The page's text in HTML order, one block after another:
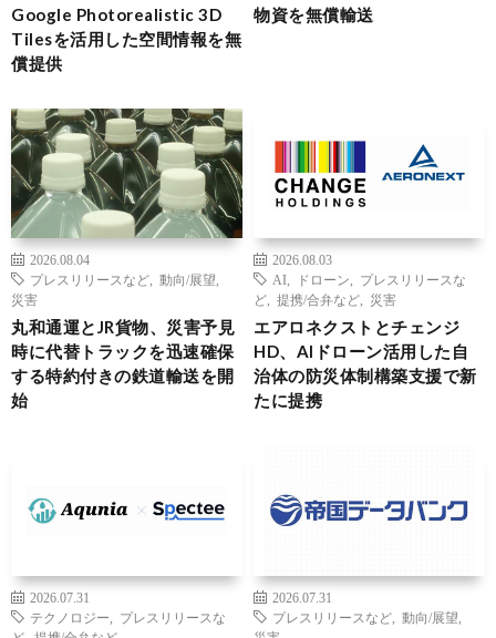
Google Photorealistic 3D
Tilesを活用した空間情報を無
償提供
物資を無償輸送
2026.08.04
プレスリリースなど
動向/展望
災害
丸和通運とJR貨物、災害予見
時に代替トラックを迅速確保
する特約付きの鉄道輸送を開
始
2026.08.03
AI
ドローン
プレスリリースな
ど
提携/合弁など 災害
エアロネクストとチェンジ
HD、AIドローン活用した自
治体の防災体制構築支援で新
たに提携
2026.07.31
テクノロジー
プレスリリースな
2026.07.31
プレスリリースなど
動向/展望